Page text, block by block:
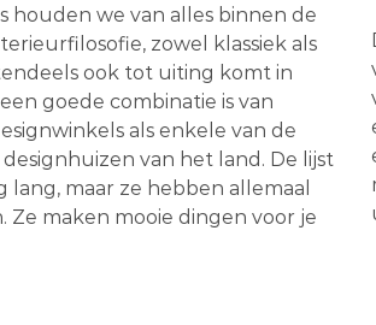
houden we van alles binnen de
zowel klassiek als
ook tot uiting komt in
goede combinatie is van
als enkele van de
van het land. De lijst
lang, maar ze hebben allemaal
Ze maken mooie dingen voor je